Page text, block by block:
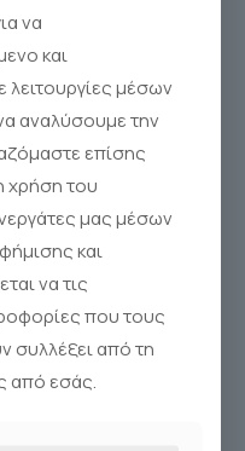
60
να
και
λειτουργίες μέσων
αναλύσουμε την
επίσης
χρήση του
μας μέσων
και
να τις
που τους
συλλέξει από τη
από εσάς.